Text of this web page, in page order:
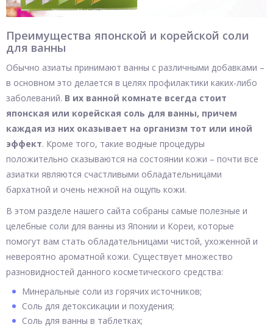
Преимущества японской и корейской соли
для ванны
Обычно азиаты принимают ванны с различными добавками –
в основном это делается в целях профилактики каких-либо
заболеваний. В их ванной комнате всегда стоит
японская или корейская соль для ванны, причем
каждая из них оказывает на организм тот или иной
эффект. Кроме того, такие водные процедуры
положительно сказываются на состоянии кожи – почти все
азиатки являются счастливыми обладательницами
бархатной и очень нежной на ощупь кожи.
В этом разделе нашего сайта собраны самые полезные и
целебные соли для ванны из Японии и Кореи, которые
помогут вам стать обладательницами чистой, ухоженной и
невероятно ароматной кожи. Существует множество
разновидностей данного косметического средства:
Минеральные соли из горячих источников;
Соль для детоксикации и похудения;
Соль для ванны в таблетках;